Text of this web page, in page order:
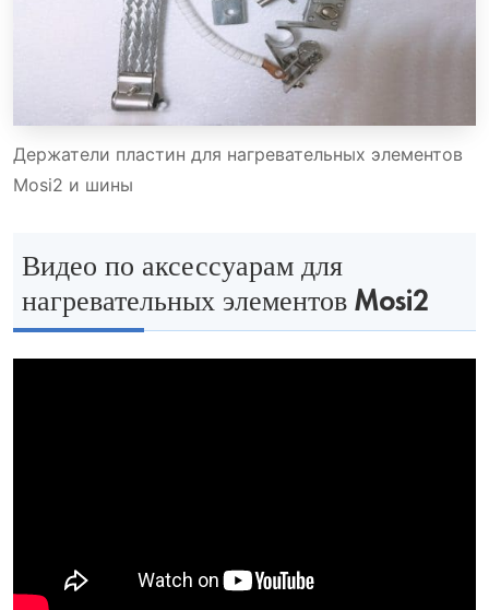
Держатели пластин для нагревательных элементов
Mosi2 и шины
Видео по аксессуарам для
нагревательных элементов Mosi2